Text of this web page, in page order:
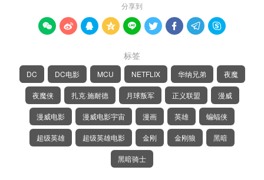
分享到
        
标签
DC DC电影 MCU NETFLIX 华纳兄弟 夜魔
夜魔侠 扎克·施耐德 月球叛军 正义联盟 漫威
漫威电影 漫威电影宇宙 漫画 英雄 蝙蝠侠
超级英雄 超级英雄电影 金刚 金刚狼 黑暗
黑暗骑士